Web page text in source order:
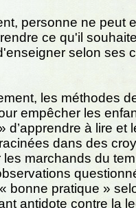
personne ne peut
ce qu'il
selon ses
les méthodes
empêcher les
d’apprendre à lire et
dans des
marchands du
bonne pratique »
antidote contre la